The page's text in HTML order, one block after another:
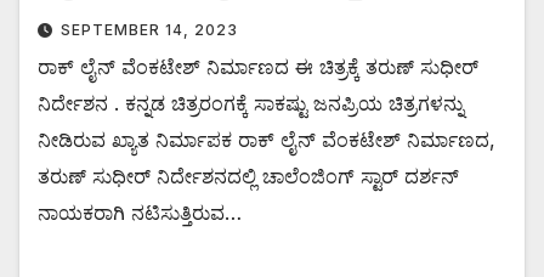
SEPTEMBER 14, 2023
ರಾಕ್ ಲೈನ್ ವೆಂಕಟೇಶ್ ನಿರ್ಮಾಣದ ಈ ಚಿತ್ರಕ್ಕೆ ತರುಣ್ ಸುಧೀರ್
ನಿರ್ದೇಶನ . ಕನ್ನಡ ಚಿತ್ರರಂಗಕ್ಕೆ ಸಾಕಷ್ಟು ಜನಪ್ರಿಯ ಚಿತ್ರಗಳನ್ನು
ನೀಡಿರುವ ಖ್ಯಾತ ನಿರ್ಮಾಪಕ ರಾಕ್ ಲೈನ್ ವೆಂಕಟೇಶ್ ನಿರ್ಮಾಣದ,
ತರುಣ್ ಸುಧೀರ್ ನಿರ್ದೇಶನದಲ್ಲಿ ಚಾಲೆಂಜಿಂಗ್ ಸ್ಟಾರ್ ದರ್ಶನ್
ನಾಯಕರಾಗಿ ನಟಿಸುತ್ತಿರುವ…